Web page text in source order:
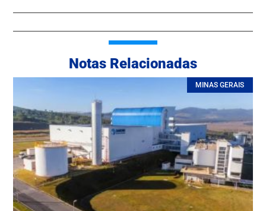
Notas Relacionadas
MINAS GERAIS